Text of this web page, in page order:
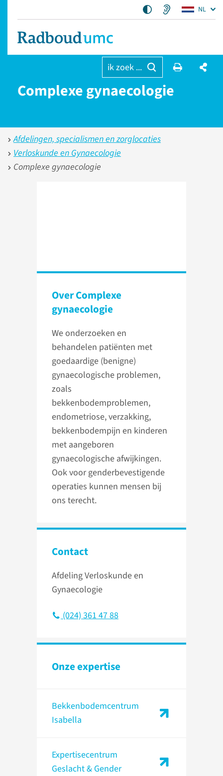
NL
ik zoek ...
Complexe gynaecologie
Afdelingen, specialismen en zorglocaties
Verloskunde en Gynaecologie
Complexe gynaecologie
Over Complexe
gynaecologie
We onderzoeken en
behandelen patiënten met
goedaardige (benigne)
gynaecologische problemen,
zoals
bekkenbodemproblemen,
endometriose, verzakking,
bekkenbodempijn en kinderen
met aangeboren
gynaecologische afwijkingen.
Ook voor genderbevestigende
operaties kunnen mensen bij
ons terecht.
Contact
Afdeling Verloskunde en
Gynaecologie
(024) 361 47 88
Onze expertise
Bekkenbodem­centrum
Isabella
Expertise­centrum
Geslacht & Gender